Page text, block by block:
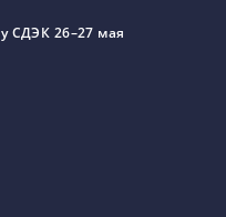
СДЭК 26–27 мая